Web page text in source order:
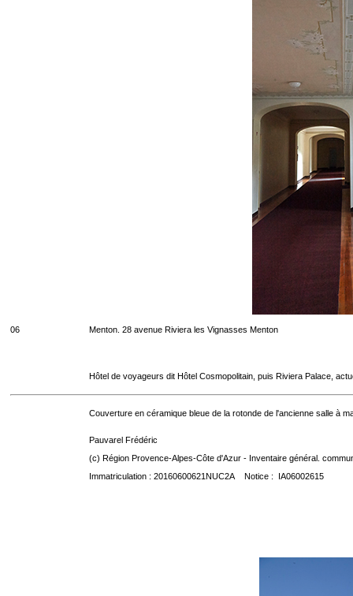
06 Menton. 28 avenue Riviera les Vignasses Menton
Hôtel de voyageurs dit Hôtel Cosmopolitain, puis Riviera Palace,
Couverture en céramique bleue de la rotonde de l'ancienne salle à
Pauvarel Frédéric
(c) Région Provence-Alpes-Côte d'Azur - Inventaire général.
Immatriculation : 20160600621NUC2A Notice : IA06002615